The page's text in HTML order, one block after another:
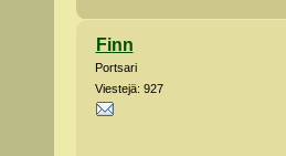
Finn
Portsari
Viestejä: 927